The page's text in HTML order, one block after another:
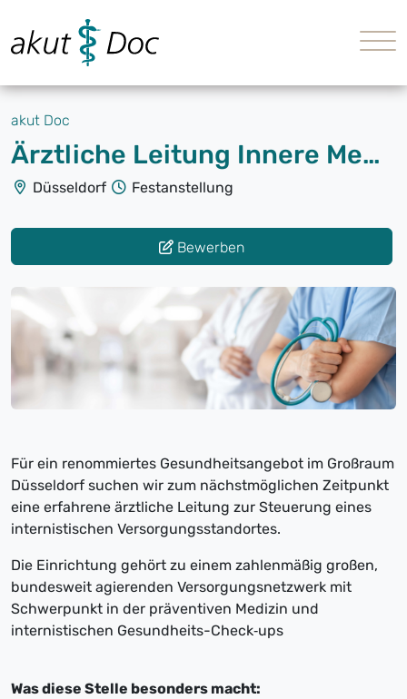
akut Doc
Ärztliche Leitung Innere Medizin (m/w/d)
Düsseldorf Festanstellung
Bewerben
Für ein renommiertes Gesundheitsangebot im Großraum
Düsseldorf suchen wir zum nächstmöglichen Zeitpunkt
eine erfahrene ärztliche Leitung zur Steuerung eines
internistischen Versorgungsstandortes.
Die Einrichtung gehört zu einem zahlenmäßig großen,
bundesweit agierenden Versorgungsnetzwerk mit
Schwerpunkt in der präventiven Medizin und
internistischen Gesundheits-Check‑ups
Was diese Stelle besonders macht: